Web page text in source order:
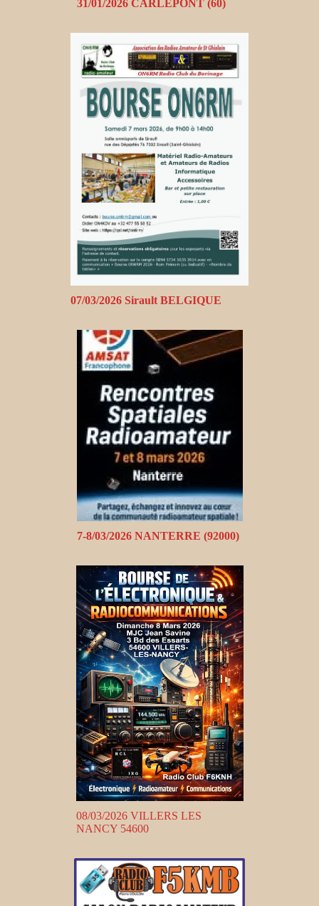
31/01/2026 CARLEPONT (60)
07/03/2026 Sirault BELGIQUE
7-8/03/2026 NANTERRE (92000)
08/03/2026 VILLERS LES
NANCY 54600